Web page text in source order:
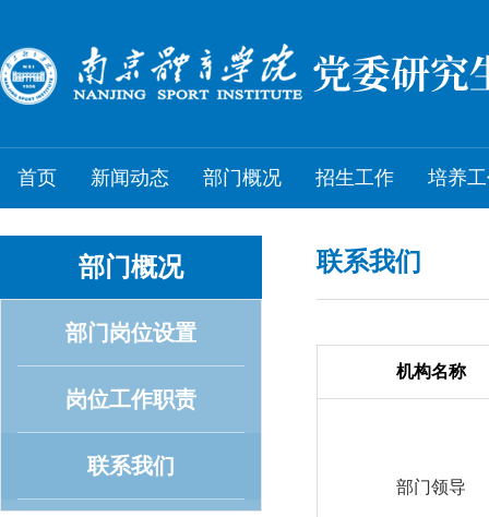
首页 新闻动态 部门概况 招生工作 培养
部门概况
部门岗位设置
岗位工作职责
联系我们
联系我们
机构名称
部门领导